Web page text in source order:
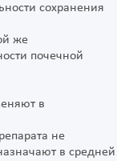
сохранения
же
почечной
в
не
в средней